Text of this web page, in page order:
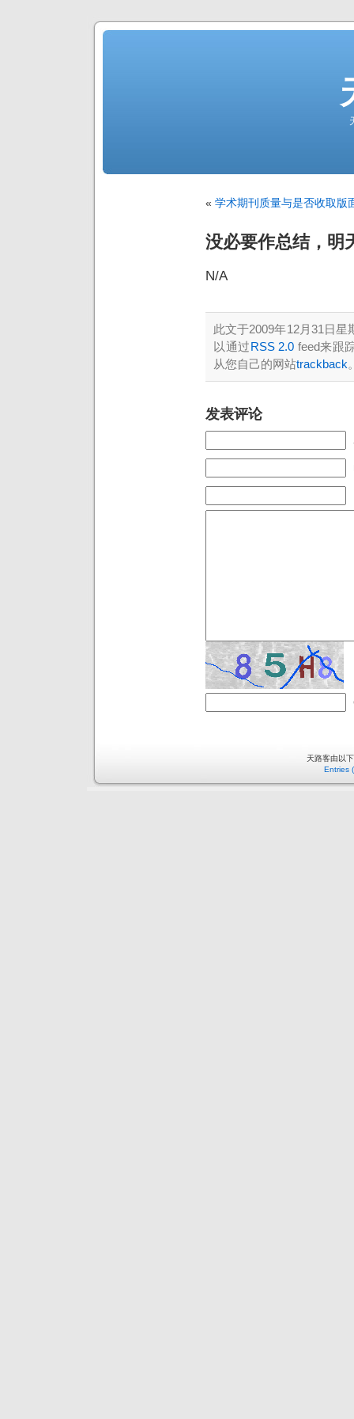
« 学术期刊质量与是否收取版
没必要作总结，明
N/A
此文于2009年12月31日星
以通过RSS 2.0 feed来跟
从您自己的网站trackback
发表评论
天路客由以
Entries